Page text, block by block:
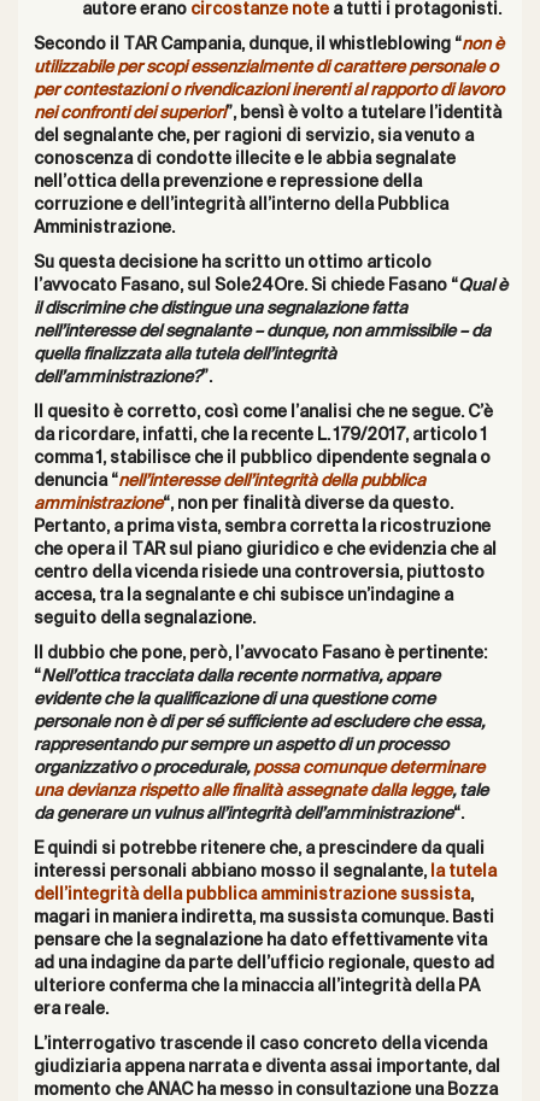
autore erano circostanze notea tutti i protagonisti.
Secondo il TAR Campania, dunque, il whistleblowing “non è
utilizzabile per scopi essenzialmente di carattere personale o
per contestazioni o rivendicazioni inerenti al rapporto di lavoro
nei confronti dei superiori”, bensì è volto a tutelare l’identità
del segnalante che, per ragioni di servizio, sia venuto a
conoscenza di condotte illecite e le abbia segnalate
nell’ottica della prevenzione e repressione della
corruzione e dell’integrità all’interno della Pubblica
Amministrazione.
Su questa decisione ha scritto un ottimo articolo
l’avvocato Fasano, sul Sole24Ore. Si chiede Fasano “Qual è
il discrimine che distingue una segnalazione fatta
nell’interesse del segnalante – dunque, non ammissibile – da
quella finalizzata alla tutela dell’integrità
dell’amministrazione?”.
Il quesito è corretto, così come l’analisi che ne segue. C’è
da ricordare, infatti, che la recente L. 179/2017, articolo 1
comma 1, stabilisce che il pubblico dipendente segnala o
denuncia “nell’interesse dell’integrità della pubblica
amministrazione“, non per finalità diverse da questo.
Pertanto, a prima vista, sembra corretta la ricostruzione
che opera il TAR sul piano giuridico e che evidenzia che al
centro della vicenda risiede una controversia, piuttosto
accesa, tra la segnalante e chi subisce un’indagine a
seguito della segnalazione.
Il dubbio che pone, però, l’avvocato Fasano è pertinente:
“Nell’ottica tracciata dalla recente normativa, appare
evidente che la qualificazione di una questione come
personale non è di per sé sufficiente ad escludere che essa,
rappresentando pur sempre un aspetto di un processo
organizzativo o procedurale,possa comunque determinare
una devianza rispetto alle finalità assegnate dalla legge, tale
da generare un vulnus all’integrità dell’amministrazione“.
E quindi si potrebbe ritenere che, a prescindere da quali
interessi personali abbiano mosso il segnalante, la tutela
dell’integrità della pubblica amministrazione sussista,
magari in maniera indiretta, ma sussista comunque. Basti
pensare che la segnalazione ha dato effettivamente vita
ad una indagine da parte dell’ufficio regionale, questo ad
ulteriore conferma che la minaccia all’integrità della PA
era reale.
L’interrogativo trascende il caso concreto della vicenda
giudiziaria appena narrata e diventa assai importante, dal
momento che ANAC ha messo in consultazione una Bozza